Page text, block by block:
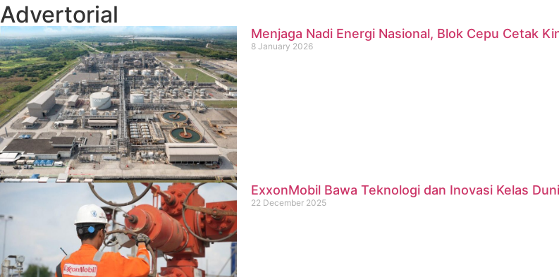
Advertorial
Menjaga Nadi Energi Nasional, Blok Cepu Cetak
8 January 2026
ExxonMobil Bawa Teknologi dan Inovasi Kelas
22 December 2025